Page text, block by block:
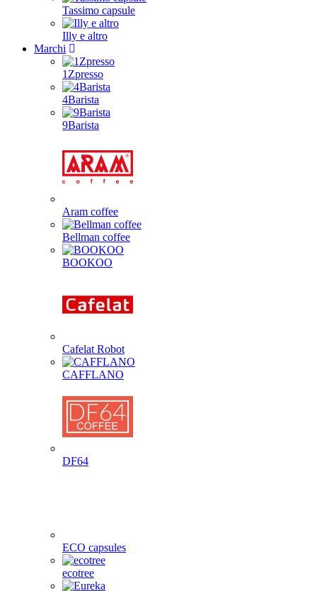
Tassimo capsule
Illy e altro
Marchi
1Zpresso
4Barista
9Barista
Aram coffee
Bellman coffee
BOOKOO
Cafelat Robot
CAFFLANO
DF64
ECO capsules
ecotree